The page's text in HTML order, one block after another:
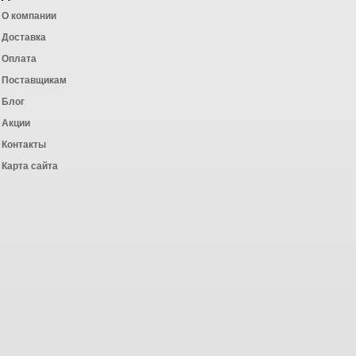
работ
О компании
Доставка
Оплата
Поставщикам
Блог
Акции
Контакты
Карта сайта